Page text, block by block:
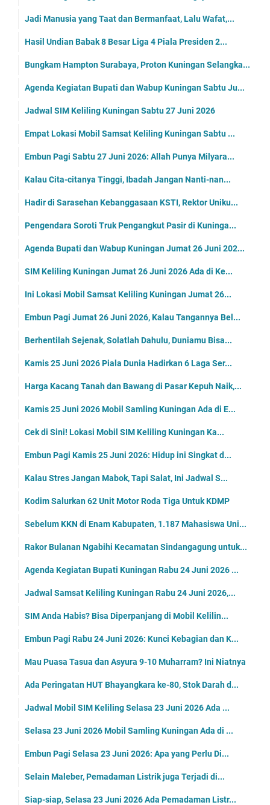
Jadi Manusia yang Taat dan Bermanfaat, Lalu Wafat,...
Hasil Undian Babak 8 Besar Liga 4 Piala Presiden 2...
Bungkam Hampton Surabaya, Proton Kuningan Selangka...
Agenda Kegiatan Bupati dan Wabup Kuningan Sabtu Ju...
Jadwal SIM Keliling Kuningan Sabtu 27 Juni 2026
Empat Lokasi Mobil Samsat Keliling Kuningan Sabtu ...
Embun Pagi Sabtu 27 Juni 2026: Allah Punya Milyara...
Kalau Cita-citanya Tinggi, Ibadah Jangan Nanti-nan...
Hadir di Sarasehan Kebanggasaan KSTI, Rektor Uniku...
Pengendara Soroti Truk Pengangkut Pasir di Kuninga...
Agenda Bupati dan Wabup Kuningan Jumat 26 Juni 202...
SIM Keliling Kuningan Jumat 26 Juni 2026 Ada di Ke...
Ini Lokasi Mobil Samsat Keliling Kuningan Jumat 26...
Embun Pagi Jumat 26 Juni 2026, Kalau Tangannya Bel...
Berhentilah Sejenak, Solatlah Dahulu, Duniamu Bisa...
Kamis 25 Juni 2026 Piala Dunia Hadirkan 6 Laga Ser...
Harga Kacang Tanah dan Bawang di Pasar Kepuh Naik,...
Kamis 25 Juni 2026 Mobil Samling Kuningan Ada di E...
Cek di Sini! Lokasi Mobil SIM Keliling Kuningan Ka...
Embun Pagi Kamis 25 Juni 2026: Hidup ini Singkat d...
Kalau Stres Jangan Mabok, Tapi Salat, Ini Jadwal S...
Kodim Salurkan 62 Unit Motor Roda Tiga Untuk KDMP
Sebelum KKN di Enam Kabupaten, 1.187 Mahasiswa Uni...
Rakor Bulanan Ngabihi Kecamatan Sindangagung untuk...
Agenda Kegiatan Bupati Kuningan Rabu 24 Juni 2026 ...
Jadwal Samsat Keliling Kuningan Rabu 24 Juni 2026,...
SIM Anda Habis? Bisa Diperpanjang di Mobil Kelilin...
Embun Pagi Rabu 24 Juni 2026: Kunci Kebagian dan K...
Mau Puasa Tasua dan Asyura 9-10 Muharram? Ini Niatnya
Ada Peringatan HUT Bhayangkara ke-80, Stok Darah d...
Jadwal Mobil SIM Keliling Selasa 23 Juni 2026 Ada ...
Selasa 23 Juni 2026 Mobil Samling Kuningan Ada di ...
Embun Pagi Selasa 23 Juni 2026: Apa yang Perlu Di...
Selain Maleber, Pemadaman Listrik juga Terjadi di...
Siap-siap, Selasa 23 Juni 2026 Ada Pemadaman Listr...